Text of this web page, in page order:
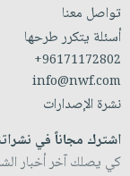
تواصل معنا
أسئلة يتكرر طرحها
+96171172802
info@nwf.com
نشرة الإصدارات
اشترك مجاناً في
كي يصلك آخر أخبار